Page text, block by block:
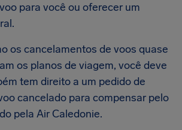
para você ou oferecer um
os cancelamentos de voos quase
os planos de viagem, você deve
tem direito a um pedido de
cancelado para compensar pelo
pela Air Caledonie.